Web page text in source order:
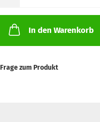
In den Warenkorb
Frage zum Produkt